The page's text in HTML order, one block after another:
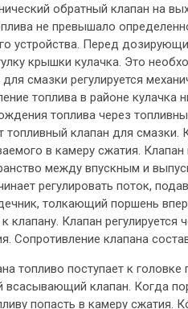
обратный клапан на
не превышало
устройства. Перед
крышки кулачка. Это
смазки регулируется
топлива в районе
топлива через
топливный клапан для смазки.
в камеру сжатия.
между впускным и
регулировать поток,
толкающий поршень
клапану. Клапан
Сопротивление клапана
топливо поступает к
клапан. Когда
попасть в камеру сжатия.